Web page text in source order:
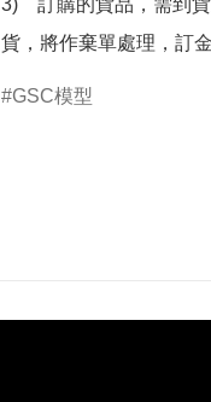
3)　訂購的貨品，需到
貨，將作棄單處理，訂
GSC模型